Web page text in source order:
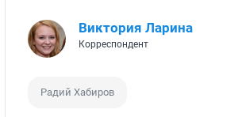
Виктория Ларина
Корреспондент
Радий Хабиров